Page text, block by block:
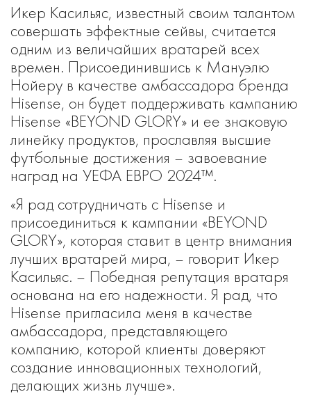
Икер Касильяс, известный своим талантом
совершать эффектные сейвы, считается
одним из величайших вратарей всех
времен. Присоединившись к Мануэлю
Нойеру в качестве амбассадора бренда
Hisense, он будет поддерживать кампанию
Hisense «BEYOND GLORY» и ее знаковую
линейку продуктов, прославляя высшие
футбольные достижения – завоевание
наград на УЕФА ЕВРО 2024™.
«Я рад сотрудничать с Hisense и
присоединиться к кампании «BEYOND
GLORY», которая ставит в центр внимания
лучших вратарей мира, – говорит Икер
Касильяс. – Победная репутация вратаря
основана на его надежности. Я рад, что
Hisense пригласила меня в качестве
амбассадора, представляющего
компанию, которой клиенты доверяют
создание инновационных технологий,
делающих жизнь лучше».